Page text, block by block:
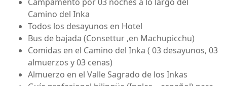
Camino del Inka
Todos los desayunos en Hotel
Bus de bajada (Consettur ,en Machupicchu)
Comidas en el Camino del Inka ( 03 desayunos, 03
almuerzos y 03 cenas)
Almuerzo en el Valle Sagrado de los Inkas